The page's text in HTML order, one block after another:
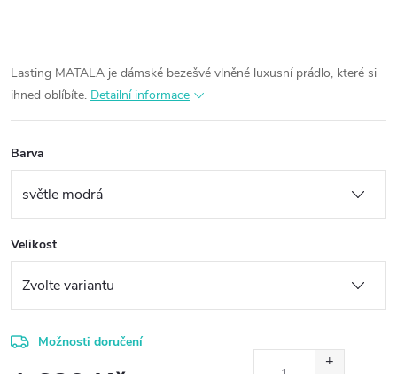
Lasting MATALA je dámské bezešvé vlněné luxusní prádlo, které si
ihned oblíbíte. Detailní informace
Barva
Velikost
Možnosti doručení